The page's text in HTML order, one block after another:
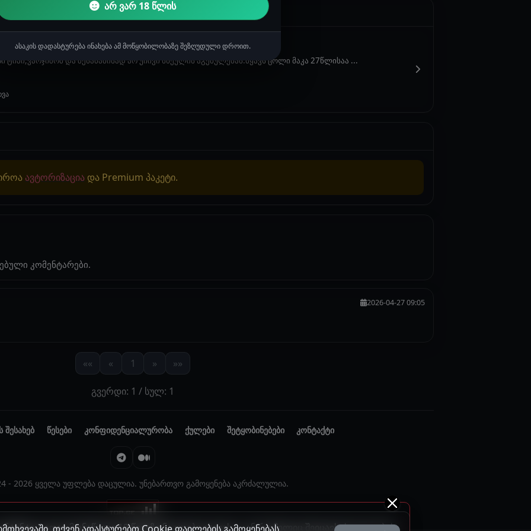
და შესაბამისად არ უჩივი სხეულის აგებულებას.მყავს ცოლი მაკა 27წლისაა ...
ავტორიზაცია და Premium პაკეტი.
კომენტარები.
2026-04-27 09:05
«« « 1 » »»
გვერდი: 1 / სულ: 1
სადაც მონაწილე 18 წელზე ნაკლები ასაკისაა, ან რომელიც შეიცავს ძალადობას
შესახებ წესები კონფიდენციალურობა ქულები შეტყობინებები კონტაქტი
- 2026 ყველა უფლება დაცულია. უნებართვო გამოყენება აკრძალულია.
არ ვარ 18 წლის
ასაკის დადასტურება ინახება ამ მოწყობილობაზე შეზღუდული დროით.